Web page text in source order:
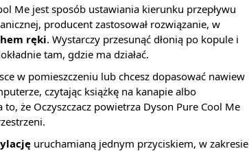
Me jest sposób ustawiania kierunku przepływu
producent zastosował rozwiązanie, w
ręki. Wystarczy przesunąć dłonią po kopule i
tam, gdzie ma działać.
w pomieszczeniu lub chcesz dopasować nawiew
czytając książkę na kanapie albo
że Oczyszczacz powietrza Dyson Pure Cool Me
uruchamianą jednym przyciskiem, w zakresie